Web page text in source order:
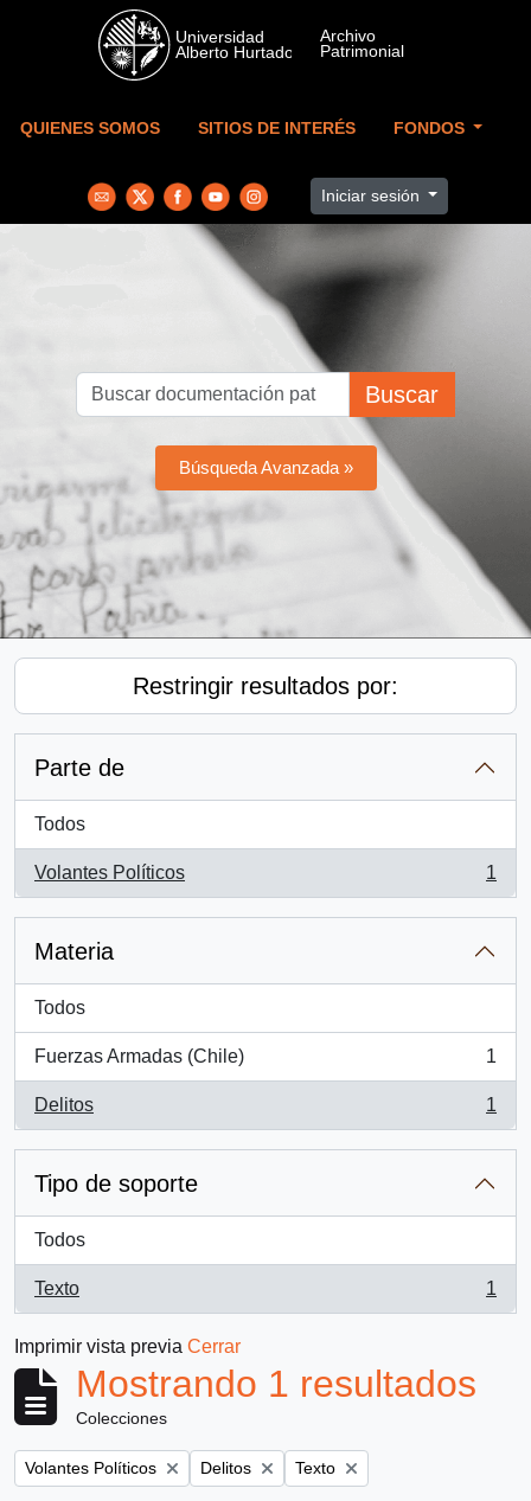
Skip to main content
QUIENES SOMOS SITIOS DE INTERÉS FONDOS
Iniciar sesión
Buscar
Búsqueda Avanzada »
Restringir resultados por:
Parte de
Todos
Volantes Políticos
, 1 resultados
1
Materia
Todos
Fuerzas Armadas (Chile)
, 1 resultados
1
Delitos
, 1 resultados
1
Tipo de soporte
Todos
Texto
, 1 resultados
1
Imprimir vista previa Cerrar
Mostrando 1 resultados
Colecciones
Remove filter:
Volantes Políticos Remove filter:
Delitos Remove filter:
Texto